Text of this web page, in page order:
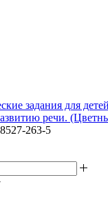
задания для
речи.
263-5